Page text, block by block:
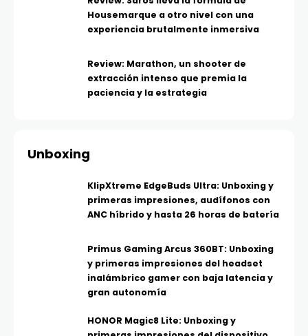
Housemarque a otro nivel con una
experiencia brutalmente inmersiva
Review: Marathon, un shooter de
extracción intenso que premia la
paciencia y la estrategia
Unboxing
KlipXtreme EdgeBuds Ultra: Unboxing y
primeras impresiones, audífonos con
ANC híbrido y hasta 26 horas de batería
Primus Gaming Arcus 360BT: Unboxing
y primeras impresiones del headset
inalámbrico gamer con baja latencia y
gran autonomía
HONOR Magic8 Lite: Unboxing y